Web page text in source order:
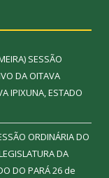
SESSÃO
DA OITAVA
IPIXUNA, ESTADO
ORDINÁRIA DO
DA
DO PARÁ26 de